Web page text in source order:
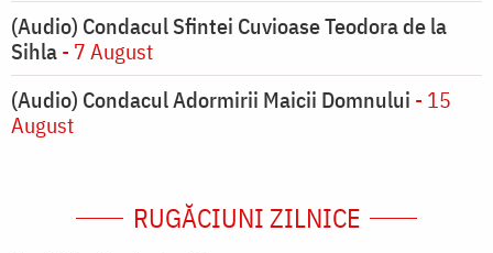
(Audio) Condacul Sfintei Cuvioase Teodora de la
Sihla- 7 August
(Audio) Condacul Adormirii Maicii Domnului - 15
August
RUGĂCIUNI ZILNICE